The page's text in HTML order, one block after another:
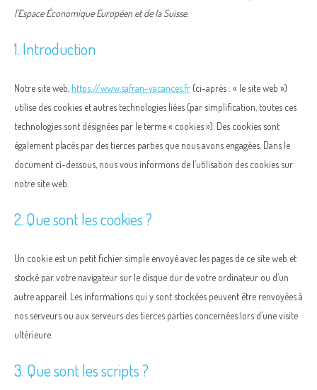
l’Espace Économique Européen et de la Suisse.
1. Introduction
Notre site web, https://www.safran-vacances.fr (ci-après : « le site web »)
utilise des cookies et autres technologies liées (par simplification, toutes ces
technologies sont désignées par le terme « cookies »). Des cookies sont
également placés par des tierces parties que nous avons engagées. Dans le
document ci-dessous, nous vous informons de l’utilisation des cookies sur
notre site web.
2. Que sont les cookies ?
Un cookie est un petit fichier simple envoyé avec les pages de ce site web et
stocké par votre navigateur sur le disque dur de votre ordinateur ou d’un
autre appareil. Les informations qui y sont stockées peuvent être renvoyées à
nos serveurs ou aux serveurs des tierces parties concernées lors d’une visite
ultérieure.
3. Que sont les scripts ?